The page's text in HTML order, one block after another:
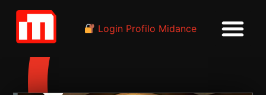
Login Profilo Midance